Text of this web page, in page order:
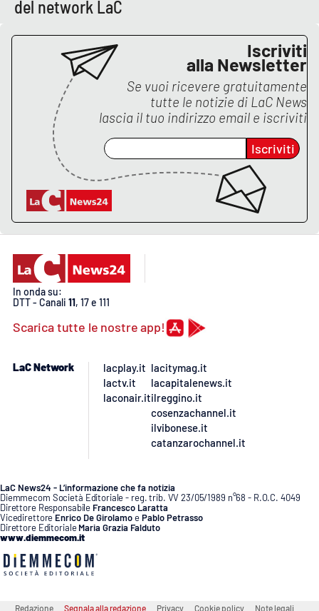
del network LaC
Iscriviti
alla Newsletter
Se vuoi ricevere gratuitamente
tutte le notizie di LaC News
lascia il tuo indirizzo email e iscriviti
Iscriviti
In onda su:
DTT - Canali 11, 17 e 111
Scarica tutte le nostre app!
LaC Network
lacplay.it
lactv.it
laconair.it
lacitymag.it
lacapitalenews.it
ilreggino.it
cosenzachannel.it
ilvibonese.it
catanzarochannel.it
LaC News24 - L’informazione che fa notizia
Diemmecom Società Editoriale - reg. trib. VV 23/05/1989 n°68 - R.O.C. 4049
Direttore Responsabile Francesco Laratta
Vicedirettore Enrico De GirolamoePablo Petrasso
Direttore Editoriale Maria Grazia Falduto
www.diemmecom.it
Redazione Segnala alla redazione Privacy Cookie policy Note legali